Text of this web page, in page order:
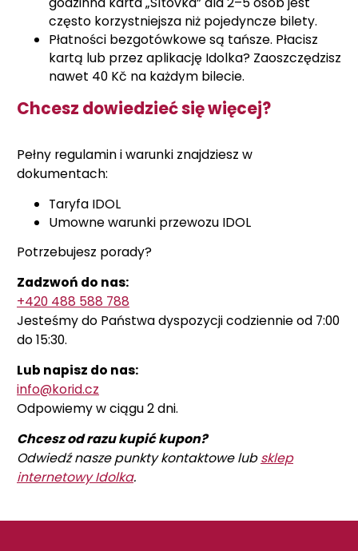
często korzystniejsza niż pojedyncze bilety.
Płatności bezgotówkowe są tańsze. Płacisz
kartą lub przez aplikację Idolka? Zaoszczędzisz
nawet 40 Kč na każdym bilecie.
Chcesz dowiedzieć się więcej?
Pełny regulamin i warunki znajdziesz w
dokumentach:
Taryfa IDOL
Umowne warunki przewozu IDOL
Potrzebujesz porady?
Zadzwoń do nas:
+420 488 588 788
Jesteśmy do Państwa dyspozycji codziennie od 7:00
do 15:30.
Lub napisz do nas:
info@korid.cz
Odpowiemy w ciągu 2 dni.
Chcesz od razu kupić kupon?
Odwiedź nasze punkty kontaktowe lubsklep
internetowy Idolka.